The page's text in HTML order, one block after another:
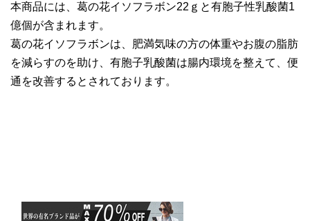
本商品には、葛の花イソフラボン22ｇと有胞子性乳酸菌1
億個が含まれます。
葛の花イソフラボンは、肥満気味の方の体重やお腹の脂肪
を減らすのを助け、有胞子乳酸菌は腸内環境を整えて、便
通を改善するとされております。